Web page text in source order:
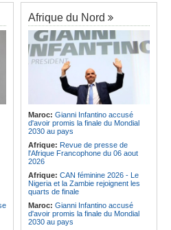
Ethiopie:Addis-Abeba - L'église
d'Afrique lance officiellement son
'cheminement' vers la grande
Assemblée de 2028
Afrique de l'Est: Le pari du régime
érythréen - Pousser le Tigray vers
une zone tampon dans le cadre
d'une nouvelle guerre par
procuration
Ethiopie:Le Premier ministre Abiy
inaugure le nouveau terminal de
l'aéroport international de Bahir Dar
Afrique:La Croix-Rouge
éthiopienne appelle à une
mobilisation accrue des ressources
locales en Afrique
Afrique de l'Est:
les moyens, entraver la coopération
équitable par tous les moyens
Afrique du Nord
Maroc: Gianni Infantino accusé
d'avoir promis la finale du Mondial
2030 au pays
Afrique: Revue de presse de
l'Afrique Francophone du 06 aout
2026
Afrique: CAN féminine 2026 - Le
Nigeria et la Zambie rejoignent les
quarts de finale
Maroc: Gianni Infantino accusé
d'avoir promis la finale du Mondial
2030 au pays